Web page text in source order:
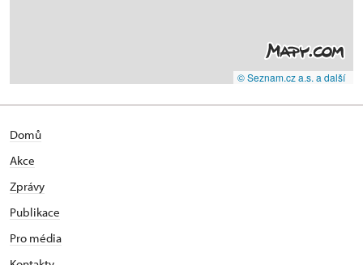
© Seznam.cz a.s. a další
Domů
Akce
Zprávy
Publikace
Pro média